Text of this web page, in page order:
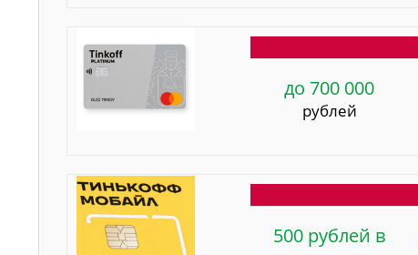
до 700 000
рублей
500 рублей в